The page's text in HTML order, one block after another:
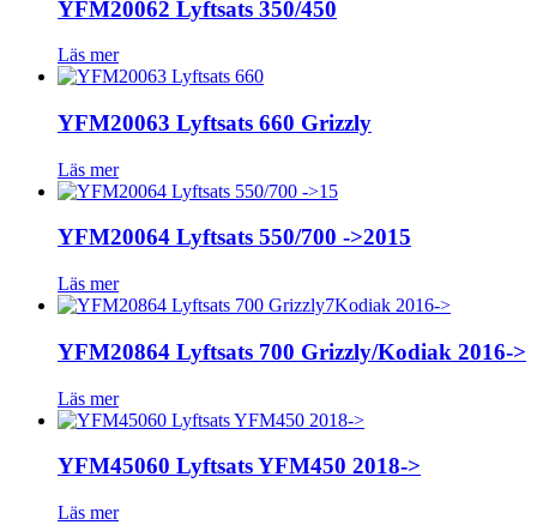
YFM20062 Lyftsats 350/450
Läs mer
YFM20063 Lyftsats 660 Grizzly
Läs mer
YFM20064 Lyftsats 550/700 ->2015
Läs mer
YFM20864 Lyftsats 700 Grizzly/Kodiak 2016->
Läs mer
YFM45060 Lyftsats YFM450 2018->
Läs mer